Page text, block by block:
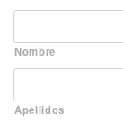
Nombre
Apellidos